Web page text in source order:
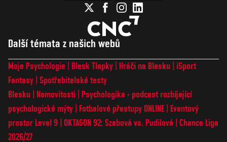
Další témata z našich webů
Moje Psychologie Blesk Tlapky Hráči na Blesku
iSport
Fantasy Spotřebitelské testy
Blesku
Nemovitosti
Psychologika - podcast rozbíjející
psychologické mýty
Fotbalové přestupy ONLINE
Eventový
prostor Level 9 OKTAGON 92: Szabová vs. Pudilová
Chance Liga
2026/27